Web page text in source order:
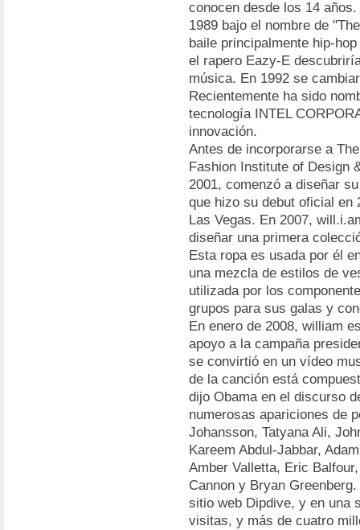
conocen desde los 14
1989 bajo el nombre de
baile principalmente hip-
el rapero Eazy-E
música. En 1992 se
Recientemente ha sido
tecnología INTEL
innovación.
Antes de incorporarse a
Fashion Institute of Design
2001, comenzó a diseñar
que hizo su debut oficial en
Las Vegas. En 2007,
diseñar una primera
Esta ropa es usada por él
una mezcla de estilos de
utilizada por los
grupos para sus galas y
En enero de 2008, william
apoyo a la campaña
se convirtió en un vídeo
de la canción está
dijo Obama en el discurso
numerosas apariciones de
Johansson, Tatyana Ali,
Kareem Abdul-Jabbar,
Amber Valletta, Eric
Cannon y Bryan
sitio web Dipdive, y en una
visitas, y más de cuatro